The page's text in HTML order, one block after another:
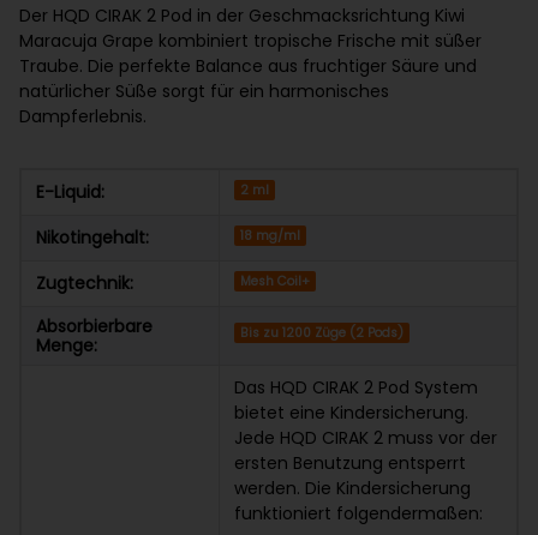
Der HQD CIRAK 2 Pod in der Geschmacksrichtung Kiwi
Maracuja Grape kombiniert tropische Frische mit süßer
Traube. Die perfekte Balance aus fruchtiger Säure und
natürlicher Süße sorgt für ein harmonisches
Dampferlebnis.
E-Liquid: 2 ml
Nikotingehalt: 18 mg/ml
Zugtechnik: Mesh Coil+
Absorbierbare
Menge:
Bis zu 1200 Züge (2 Pods)
Das HQD CIRAK 2 Pod System
bietet eine Kindersicherung.
Jede HQD CIRAK 2 muss vor der
ersten Benutzung entsperrt
werden. Die Kindersicherung
funktioniert folgendermaßen: